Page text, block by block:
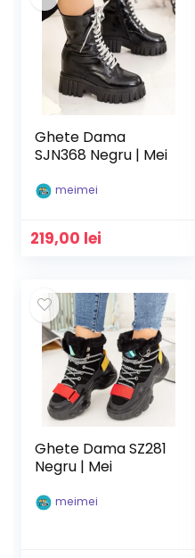
Ghete Dama
SJN368 Negru | Mei
meimei
219,00 lei
Ghete Dama SZ281
Negru | Mei
meimei